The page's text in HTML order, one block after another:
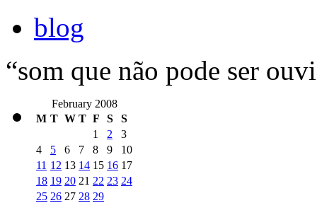
blog
“som que não pode ser
February 2008
M T W T F S
S
1
2
3
4
5 6 7 8 9
10
11 12 13 14 15 16 17
18 19 20 21 22 23 24
25 26 27 28 29